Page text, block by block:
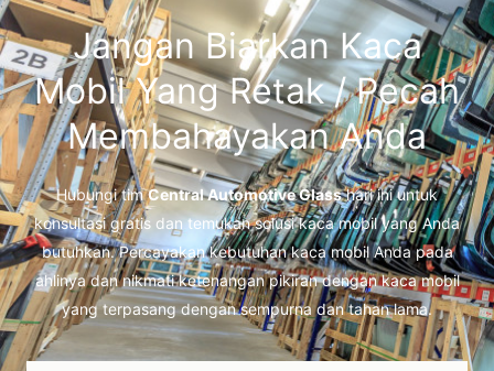
Jangan Biarkan Kaca
Mobil Yang Retak / Pecah
Membahayakan Anda
Hubungi timCentral Automotive Glasshari ini untuk
konsultasi gratis dan temukan solusi kaca mobil yang Anda
butuhkan. Percayakan kebutuhan kaca mobil Anda pada
ahlinya dan nikmati ketenangan pikiran dengan kaca mobil
yang terpasang dengan sempurna dan tahan lama.